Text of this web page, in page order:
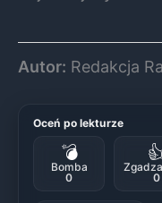
Autor: Redakcja
Oceń po lekturze
💣
Bomba
0
0